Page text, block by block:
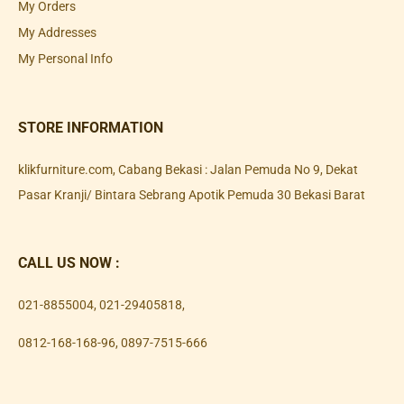
My Orders
My Addresses
My Personal Info
STORE INFORMATION
klikfurniture.com, Cabang Bekasi : Jalan Pemuda No 9, Dekat
Pasar Kranji/ Bintara Sebrang Apotik Pemuda 30 Bekasi Barat
CALL US NOW :
021-8855004, 021-29405818,
0812-168-168-96, 0897-7515-666